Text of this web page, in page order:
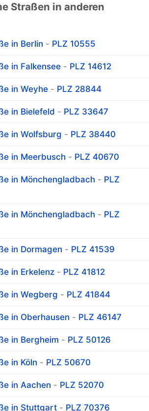
Straßen in anderen
in Berlin - PLZ 10555
in Falkensee - PLZ 14612
in Weyhe - PLZ 28844
in Bielefeld - PLZ 33647
in Wolfsburg - PLZ 38440
in Meerbusch - PLZ 40670
in Mönchengladbach - PLZ
in Mönchengladbach - PLZ
in Dormagen - PLZ 41539
in Erkelenz - PLZ 41812
in Wegberg - PLZ 41844
in Oberhausen - PLZ 46147
in Bergheim - PLZ 50126
in Köln - PLZ 50670
in Aachen - PLZ 52070
in Stuttgart - PLZ 70376